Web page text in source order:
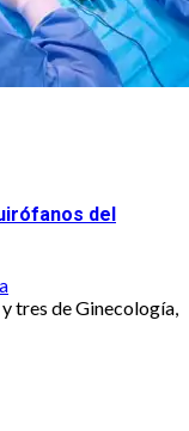
del
tres de Ginecología,